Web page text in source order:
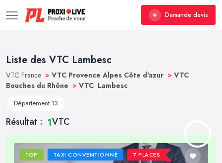
Demande devis
Liste des VTC Lambesc
VTC France > VTC Provence Alpes Côte d'azur > VTC
Bouches du Rhône > VTC Lambesc
Département 13
Résultat : 1VTC
TOP TAXI CONVENTIONNÉ 7 PLACES